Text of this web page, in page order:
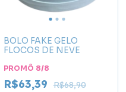
BOLO FAKE GELO
FLOCOS DE NEVE
PROMÔ 8/8
R$63,39 R$68,90